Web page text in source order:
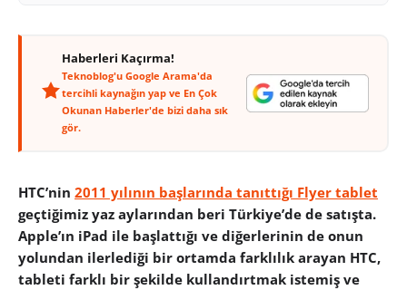
Haberleri Kaçırma!
Teknoblog'u Google Arama'da
tercihli kaynağın yap ve En Çok
Okunan Haberler'de bizi daha sık
gör.
HTC’nin 2011 yılının başlarında tanıttığı Flyer tablet
geçtiğimiz yaz aylarından beri Türkiye’de de satışta.
Apple’ın iPad ile başlattığı ve diğerlerinin de onun
yolundan ilerlediği bir ortamda farklılık arayan HTC,
tableti farklı bir şekilde kullandırtmak istemiş ve